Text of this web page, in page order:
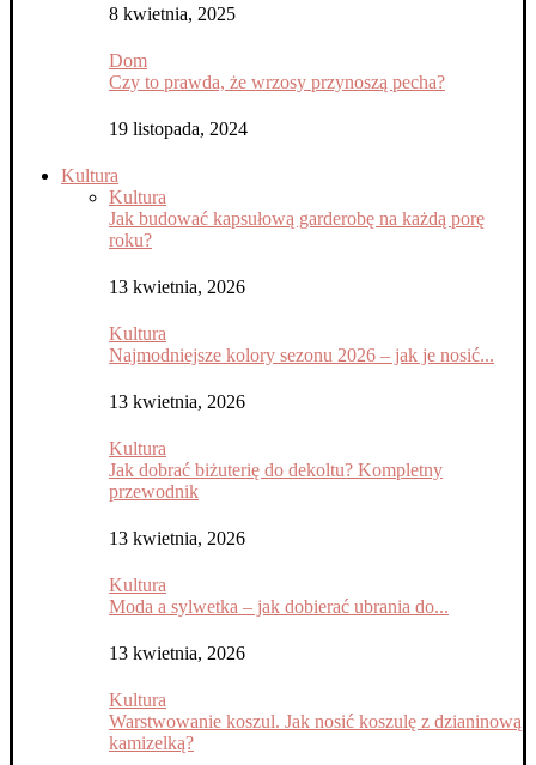
8 kwietnia, 2025
Dom
Czy to prawda, że wrzosy przynoszą pecha?
19 listopada, 2024
Kultura
Kultura
Jak budować kapsułową garderobę na każdą porę
roku?
13 kwietnia, 2026
Kultura
Najmodniejsze kolory sezonu 2026 – jak je nosić...
13 kwietnia, 2026
Kultura
Jak dobrać biżuterię do dekoltu? Kompletny
przewodnik
13 kwietnia, 2026
Kultura
Moda a sylwetka – jak dobierać ubrania do...
13 kwietnia, 2026
Kultura
Warstwowanie koszul. Jak nosić koszulę z dzianinową
kamizelką?